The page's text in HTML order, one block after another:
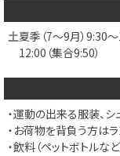
土夏季（7～9月）
12:00（集合9:50）
・運動の出来る服装、シ
・お荷物を背負う方は
・飲料（ペットボトルなど